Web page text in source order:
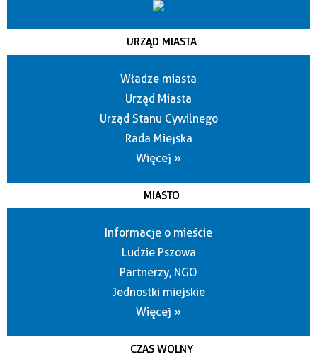
URZĄD MIASTA
Władze miasta
Urząd Miasta
Urząd Stanu Cywilnego
Rada Miejska
Więcej »
MIASTO
Informacje o mieście
Ludzie Pszowa
Partnerzy, NGO
Jednostki miejskie
Więcej »
CZAS WOLNY